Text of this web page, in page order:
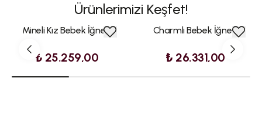
Ürünlerimizi Keşfet!
Mineli Kız Bebek İğnesi
₺ 25.259,00
Charmlı Bebek İğnesi
₺ 26.331,00